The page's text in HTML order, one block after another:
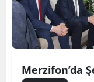
Merzifon’da